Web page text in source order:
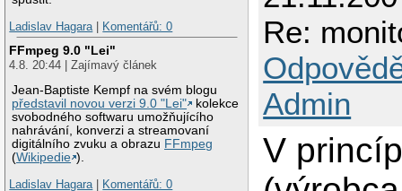
Ladislav Hagara| Komentářů: 0
FFmpeg 9.0 "Lei"
4.8. 20:44 | Zajímavý článek
Jean-Baptiste Kempf na svém blogu
představil novou verzi 9.0 "Lei"
kolekce
svobodného softwaru umožňujícího
nahrávání, konverzi a streamovaní
digitálního zvuku a obrazu FFmpeg
(Wikipedie ).
Ladislav Hagara| Komentářů: 0
Re:
Admin
V